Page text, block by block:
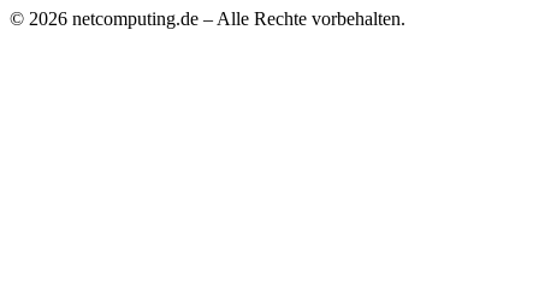
© 2026 netcomputing.de – Alle Rechte vorbehalten.